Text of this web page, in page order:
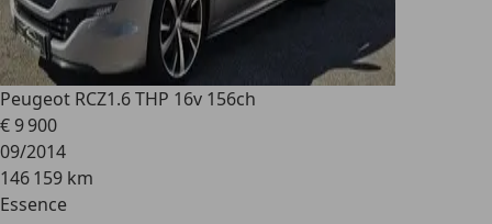
Peugeot RCZ1.6 THP 16v 156ch
€ 9 900
09/2014
146 159 km
Essence